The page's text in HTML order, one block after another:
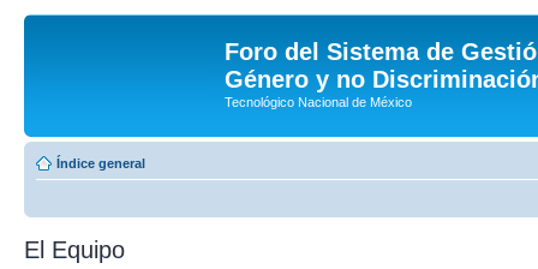
Foro del Sistema de
Género y no
Tecnológico Nacional de México
Índice general
El Equipo